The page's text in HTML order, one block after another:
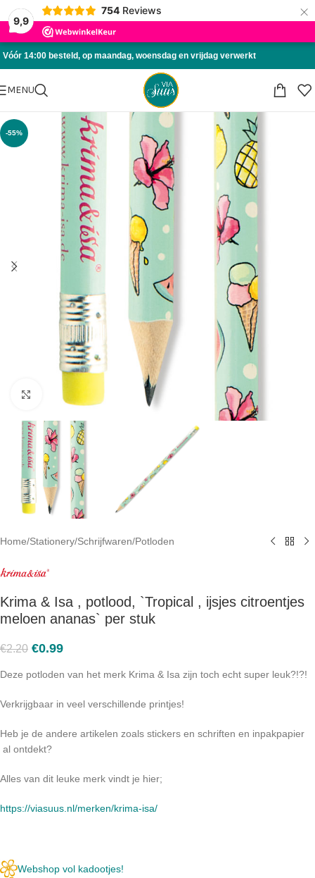
9,9
754 Reviews ×
Skip to navigation
Skip to main content
Vóór 14:00 besteld, op maandag, woensdag en vrijdag verwerkt
MENU
-55%
Click to enlarge
Home/Stationery/Schrijfwaren/Potloden
Krima & Isa , potlood, `Tropical , ijsjes citroentjes
meloen ananas` per stuk
€2.20 €0.99
Deze potloden van het merk Krima & Isa zijn toch echt super leuk?!?!
Verkrijgbaar in veel verschillende printjes!
Heb je de andere artikelen zoals stickers en schriften en inpakpapier
al ontdekt?
Alles van dit leuke merk vindt je hier;
https://viasuus.nl/merken/krima-isa/
Webshop vol kadootjes!